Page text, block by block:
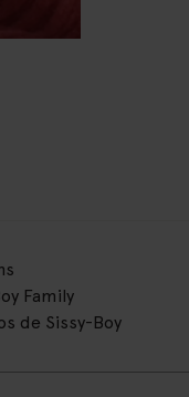
Family
de Sissy-Boy